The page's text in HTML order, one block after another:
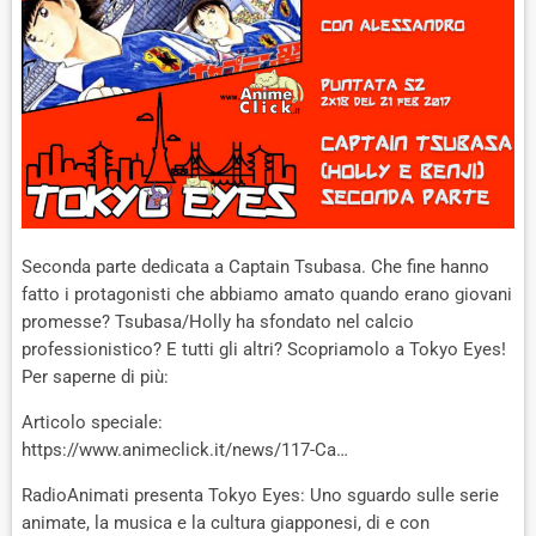
Seconda parte dedicata a Captain Tsubasa. Che fine hanno
fatto i protagonisti che abbiamo amato quando erano giovani
promesse? Tsubasa/Holly ha sfondato nel calcio
professionistico? E tutti gli altri? Scopriamolo a Tokyo Eyes!
Per saperne di più:
Articolo speciale:
https://www.animeclick.it/news/117-Ca…
RadioAnimati presenta Tokyo Eyes: Uno sguardo sulle serie
animate, la musica e la cultura giapponesi, di e con